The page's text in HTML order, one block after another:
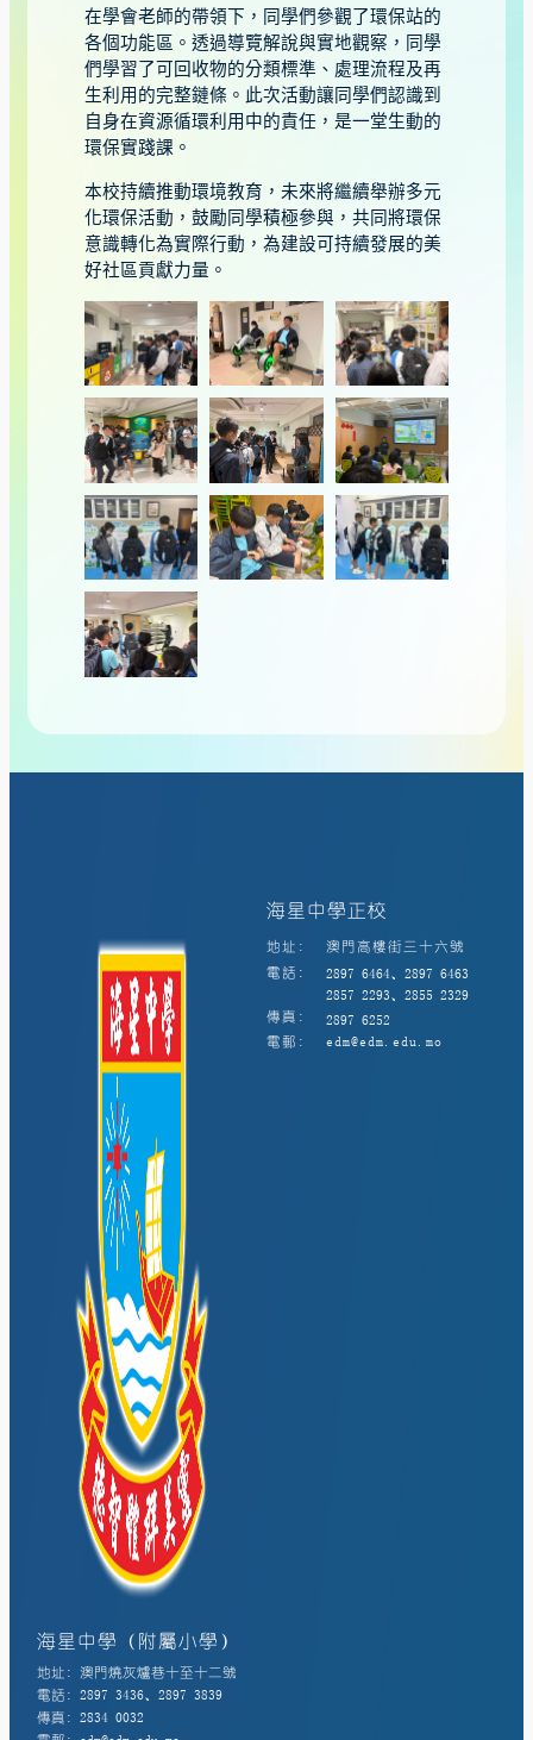
在學會老師的帶領下，同學們參觀了環保站的
各個功能區。透過導覽解說與實地觀察，同學
們學習了可回收物的分類標準、處理流程及再
生利用的完整鏈條。此次活動讓同學們認識到
自身在資源循環利用中的責任，是一堂生動的
環保實踐課。
本校持續推動環境教育，未來將繼續舉辦多元
化環保活動，鼓勵同學積極參與，共同將環保
意識轉化為實際行動，為建設可持續發展的美
好社區貢獻力量。
海星中學正校
地址:
澳門高樓街三十六號
電話:
2897 6464、2897 6463
2857 2293、2855 2329
傳真:
2897 6252
電郵:
edm@edm.edu.mo
海星中學（附屬小學）
地址: 澳門燒灰爐巷十至十二號
電話: 2897 3436、2897 3839
傳真: 2834 0032